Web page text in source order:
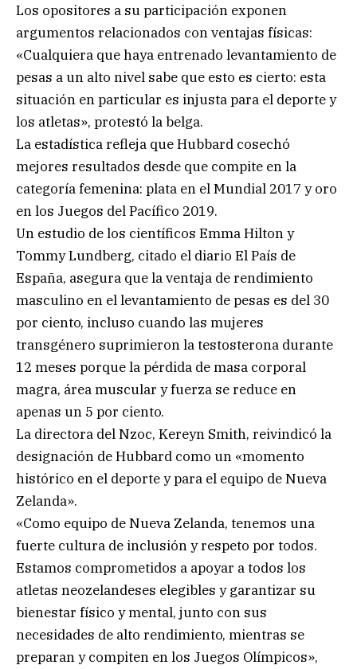
Los opositores a su participación exponen
argumentos relacionados con ventajas físicas:
«Cualquiera que haya entrenado levantamiento de
pesas a un alto nivel sabe que esto es cierto: esta
situación en particular es injusta para el deporte y
los atletas», protestó la belga.
La estadística refleja que Hubbard cosechó
mejores resultados desde que compite en la
categoría femenina: plata en el Mundial 2017 y oro
en los Juegos del Pacífico 2019.
Un estudio de los científicos Emma Hilton y
Tommy Lundberg, citado el diario El País de
España, asegura que la ventaja de rendimiento
masculino en el levantamiento de pesas es del 30
por ciento, incluso cuando las mujeres
transgénero suprimieron la testosterona durante
12 meses porque la pérdida de masa corporal
magra, área muscular y fuerza se reduce en
apenas un 5 por ciento.
La directora del Nzoc, Kereyn Smith, reivindicó la
designación de Hubbard como un «momento
histórico en el deporte y para el equipo de Nueva
Zelanda».
«Como equipo de Nueva Zelanda, tenemos una
fuerte cultura de inclusión y respeto por todos.
Estamos comprometidos a apoyar a todos los
atletas neozelandeses elegibles y garantizar su
bienestar físico y mental, junto con sus
necesidades de alto rendimiento, mientras se
preparan y compiten en los Juegos Olímpicos»,